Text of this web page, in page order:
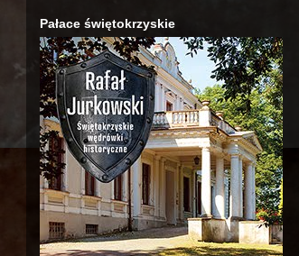
Pałace świętokrzyskie